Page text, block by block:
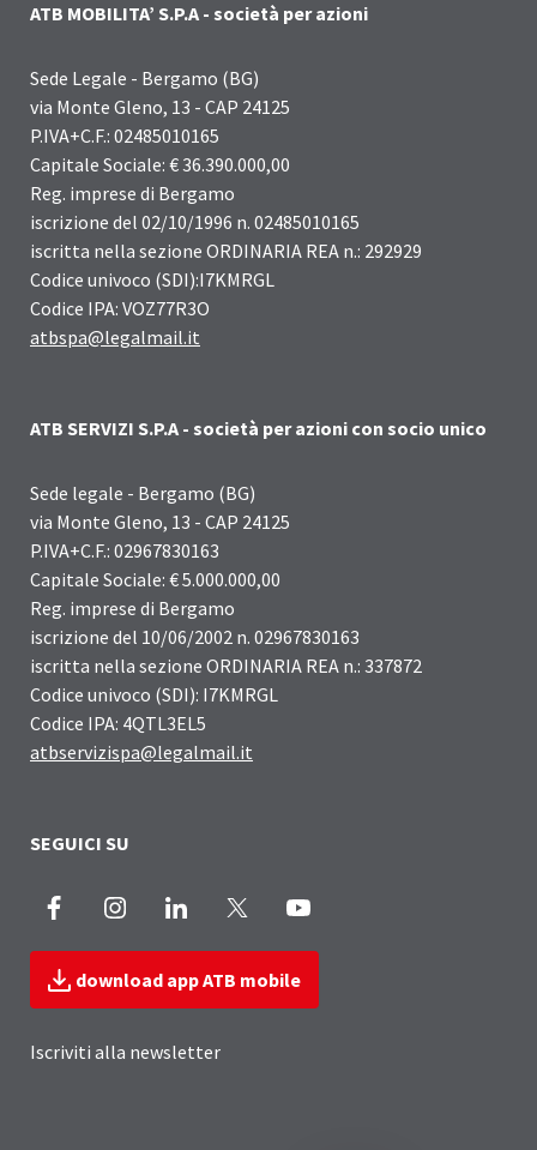
ATB MOBILITA’ S.P.A - società per azioni
Sede Legale - Bergamo (BG)
via Monte Gleno, 13 - CAP 24125
P.IVA+C.F.: 02485010165
Capitale Sociale: € 36.390.000,00
Reg. imprese di Bergamo
iscrizione del 02/10/1996 n. 02485010165
iscritta nella sezione ORDINARIA REA n.: 292929
Codice univoco (SDI):I7KMRGL
Codice IPA: VOZ77R3O
atbspa@legalmail.it
ATB SERVIZI S.P.A - società per azioni con socio unico
Sede legale - Bergamo (BG)
via Monte Gleno, 13 - CAP 24125
P.IVA+C.F.: 02967830163
Capitale Sociale: € 5.000.000,00
Reg. imprese di Bergamo
iscrizione del 10/06/2002 n. 02967830163
iscritta nella sezione ORDINARIA REA n.: 337872
Codice univoco (SDI): I7KMRGL
Codice IPA: 4QTL3EL5
atbservizispa@legalmail.it
SEGUICI SU
Facebook InstagramLinkedIn
download app ATB mobile
Iscriviti alla newsletter